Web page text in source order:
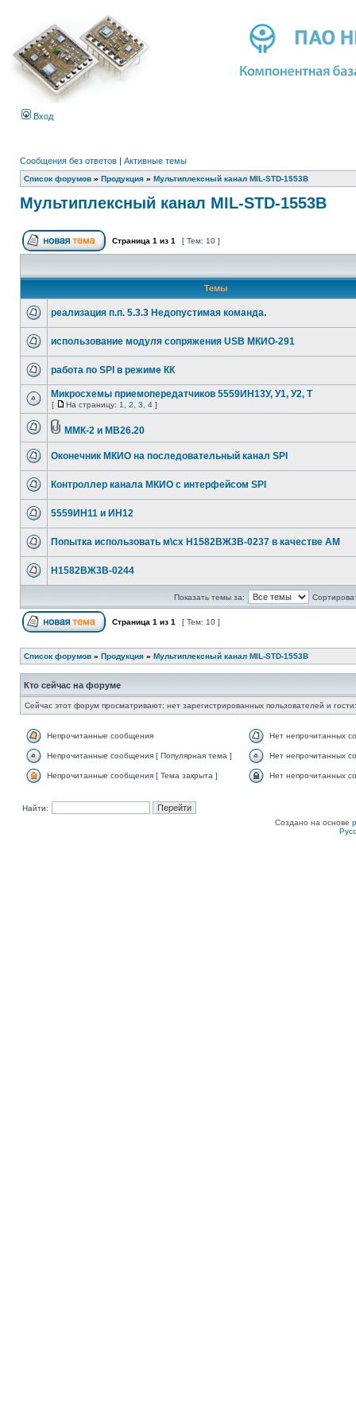
Вход
Сообщения без ответов | Активные темы
Список форумов » Продукция » Мультиплексный канал MIL-STD-1553B
Мультиплексный канал MIL-STD-1553B
Страница 1 из 1 [ Тем: 10 ]
Темы
реализация п.п. 5.3.3 Недопустимая команда.
использование модуля сопряжения USB МКИО-291
работа по SPI в режиме КК
Микросхемы приемопередатчиков 5559ИН13У, У1, У2, Т
[ На страницу: 1 2 3 4 ]
ММК-2 и МВ26.20
Оконечник МКИО на последовательный канал SPI
Контроллер канала МКИО с интерфейсом SPI
5559ИН11 и ИН12
Попытка использовать м\сх Н1582ВЖ3В-0237 в качестве AM
Н1582ВЖ3В-0244
Показать темы за:
Страница 1 из 1 [ Тем: 10 ]
Список форумов » Продукция » Мультиплексный канал MIL-STD-1553B
Кто сейчас на форуме
Сейчас этот форум просматривают: нет зарегистрированных пользователей и
Непрочитанные сообщения Нет непрочитанных
Непрочитанные сообщения [ Популярная тема ] Нет непрочитанных
Непрочитанные сообщения [ Тема закрыта ] Нет непрочитанных
Найти:
Создано на основе